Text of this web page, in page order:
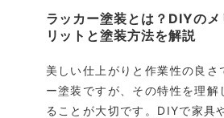
ラッカー塗装とは？DIYのメ
リットと塗装方法を解説
美しい仕上がりと作業性の良さ
ー塗装ですが、その特性を理解
ることが大切です。DIYで家具